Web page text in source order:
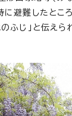
に避難したとこ
ふじ」と伝え